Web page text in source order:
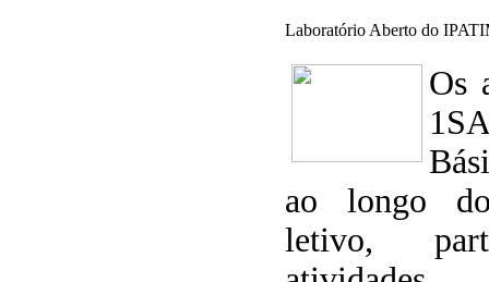
Laboratório Aberto do
Os
ao longo
letivo,